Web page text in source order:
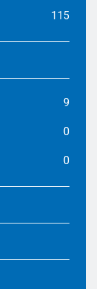
115
9
0
0